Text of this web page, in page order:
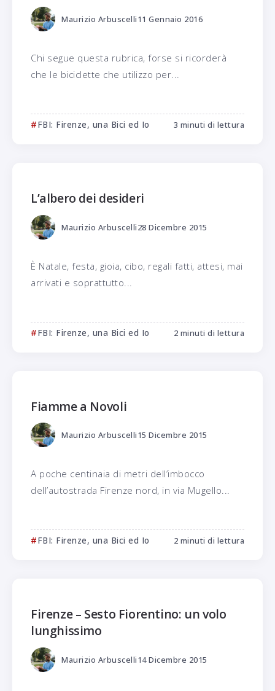
Maurizio Arbuscelli11 Gennaio 2016
Chi segue questa rubrica, forse si ricorderà
che le biciclette che utilizzo per...
FBI: Firenze, una Bici ed Io 3 minuti di lettura
L’albero dei desideri
Maurizio Arbuscelli28 Dicembre 2015
È Natale, festa, gioia, cibo, regali fatti, attesi, mai
arrivati e soprattutto...
FBI: Firenze, una Bici ed Io 2 minuti di lettura
Fiamme a Novoli
Maurizio Arbuscelli15 Dicembre 2015
A poche centinaia di metri dell’imbocco
dell’autostrada Firenze nord, in via Mugello...
FBI: Firenze, una Bici ed Io 2 minuti di lettura
Firenze – Sesto Fiorentino: un volo
lunghissimo
Maurizio Arbuscelli14 Dicembre 2015